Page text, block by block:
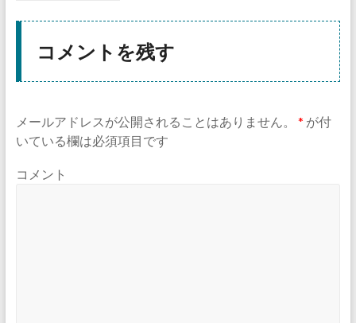
コメントを残す
メールアドレスが公開されることはありません。 * が付
いている欄は必須項目です
コメント